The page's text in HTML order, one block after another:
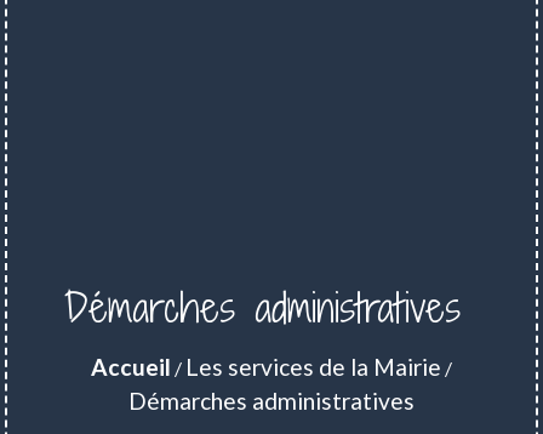
Démarches administratives
Accueil / Les services de la Mairie /
Démarches administratives